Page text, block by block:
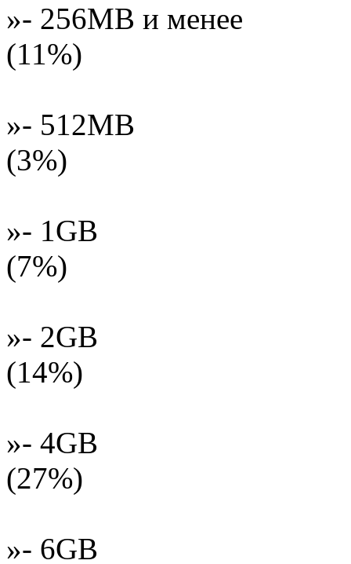
»- 256MB и менее
(11%)
»- 512MB
(3%)
»- 1GB
(7%)
»- 2GB
(14%)
»- 4GB
(27%)
»- 6GB